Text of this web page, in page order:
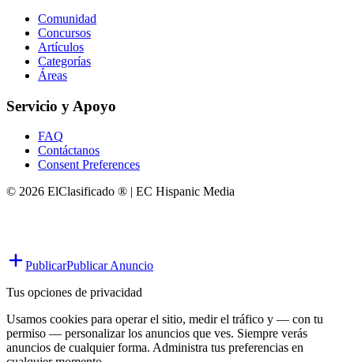
Comunidad
Concursos
Artículos
Categorías
Áreas
Servicio y Apoyo
FAQ
Contáctanos
Consent Preferences
© 2026 ElClasificado ® | EC Hispanic Media
PublicarPublicar Anuncio
Tus opciones de privacidad
Usamos cookies para operar el sitio, medir el tráfico y — con tu
permiso — personalizar los anuncios que ves. Siempre verás
anuncios de cualquier forma. Administra tus preferencias en